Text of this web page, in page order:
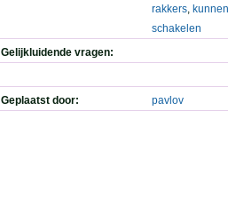
rakkers, kunnen
schakelen
Gelijkluidende vragen:
Geplaatst door: pavlov